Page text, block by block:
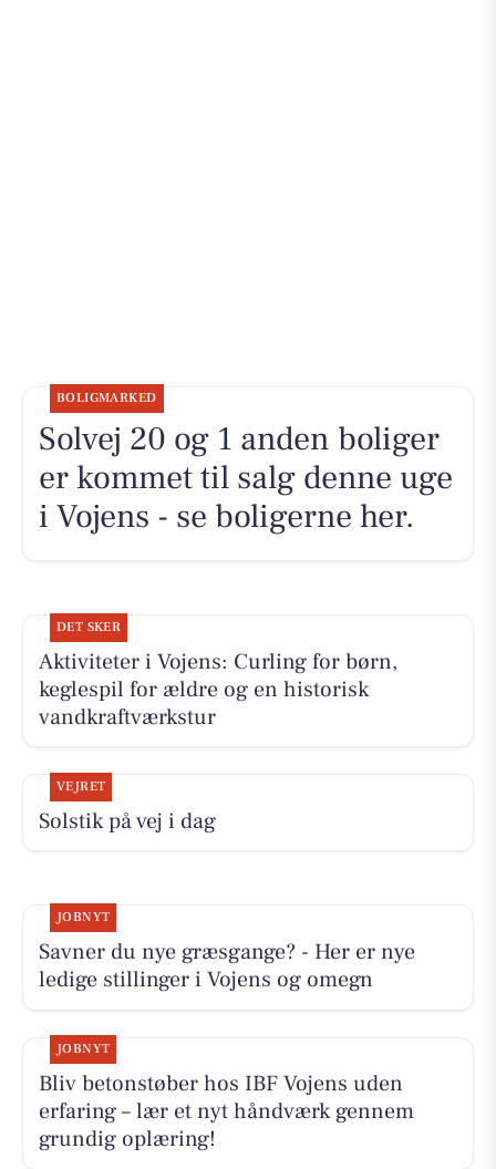
BOLIGMARKED
Solvej 20 og 1 anden boliger
er kommet til salg denne uge
i Vojens - se boligerne her.
DET SKER
Aktiviteter i Vojens: Curling for børn,
keglespil for ældre og en historisk
vandkraftværkstur
VEJRET
Solstik på vej i dag
JOBNYT
Savner du nye græsgange? - Her er nye
ledige stillinger i Vojens og omegn
JOBNYT
Bliv betonstøber hos IBF Vojens uden
erfaring – lær et nyt håndværk gennem
grundig oplæring!